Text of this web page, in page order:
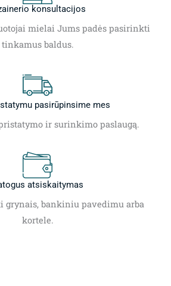
konsultacijos
mielai Jums padės pasirinkti
tinkamus baldus.
pasirūpinsime mes
ir surinkimo paslaugą.
atsiskaitymas
grynais, bankiniu pavedimu arba
kortele.